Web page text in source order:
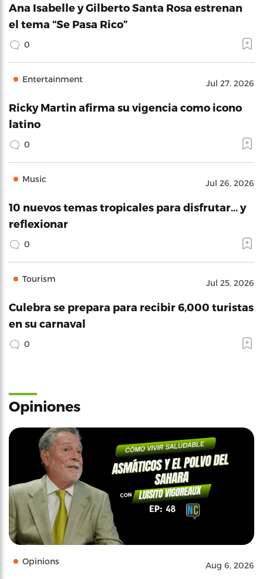
Ana Isabelle y Gilberto Santa Rosa estrenan
el tema “Se Pasa Rico”
0
Entertainment Jul 27, 2026
Ricky Martin afirma su vigencia como icono
latino
0
Music Jul 26, 2026
10 nuevos temas tropicales para disfrutar… y
reflexionar
0
Tourism Jul 25, 2026
Culebra se prepara para recibir 6,000 turistas
en su carnaval
0
Opiniones
Opinions Aug 6, 2026